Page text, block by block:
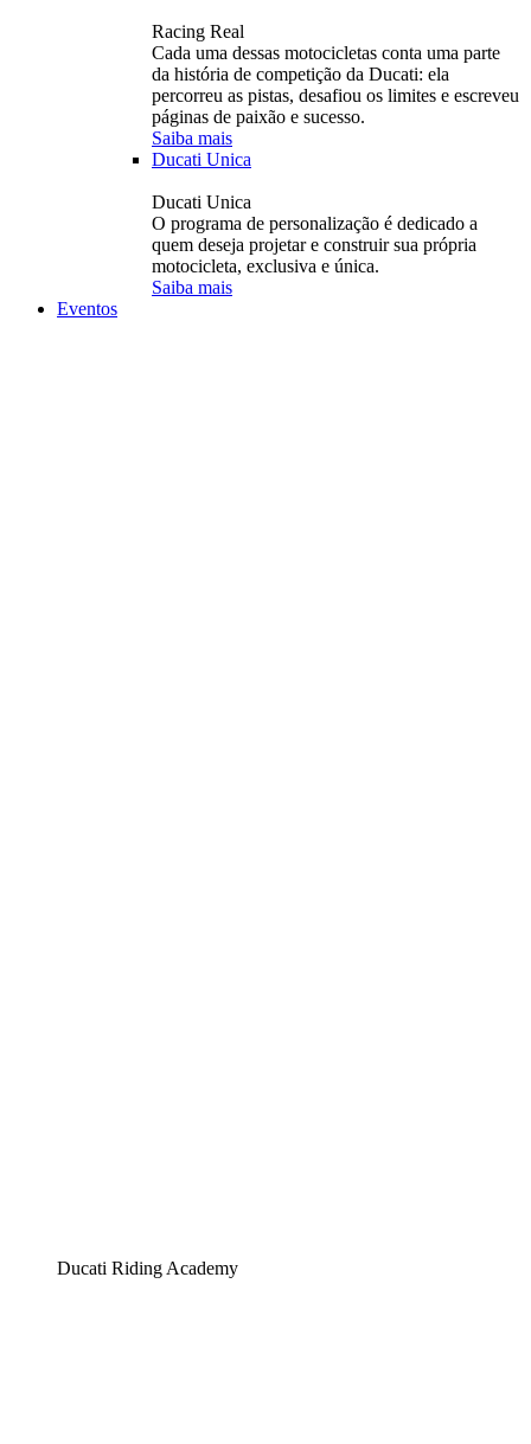
Racing Real
Cada uma dessas motocicletas conta uma parte
da história de competição da Ducati: ela
percorreu as pistas, desafiou os limites e escreveu
páginas de paixão e sucesso.
Saiba mais
Ducati Unica
Ducati Unica
O programa de personalização é dedicado a
quem deseja projetar e construir sua própria
motocicleta, exclusiva e única.
Saiba mais
Eventos
Ducati Riding Academy